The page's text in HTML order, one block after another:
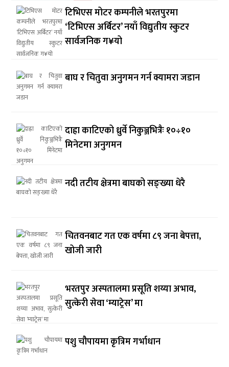
टिभिएस मोटर कम्पनीले भरतपुरमा
‘टिभिएस अर्बिटर’ नयाँ विद्युतीय स्कुटर
सार्वजनिक ग¥यो
बाघ र चितुवा अनुगमन गर्न क्यामरा जडान
दाह्रा काटिएको ध्रुर्वे निकुञ्जभित्रैः १०÷१०
मिनेटमा अनुगमन
नदी तटीय क्षेत्रमा बाघको सङ्ख्या धेरै
चितवनबाट गत एक वर्षमा ८९ जना बेपत्ता,
खोजी जारी
भरतपुर अस्पतालमा प्रसूति शय्या अभाव,
सुत्केरी सेवा ‘म्याट्रेस’ मा
पशु चौपायमा कृत्रिम गर्भाधान